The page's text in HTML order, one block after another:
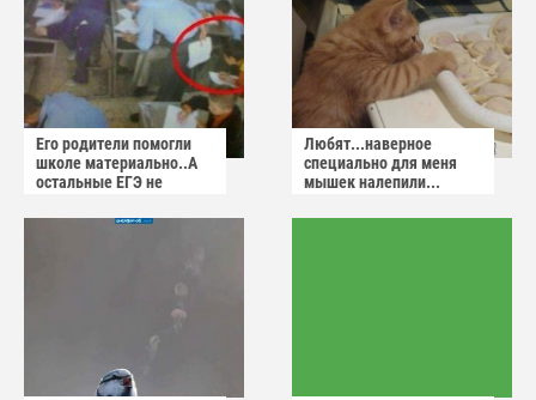
Его родители помогли
школе материально..А
остальные ЕГЭ не
Любят...наверное
специально для меня
мышек налепили...